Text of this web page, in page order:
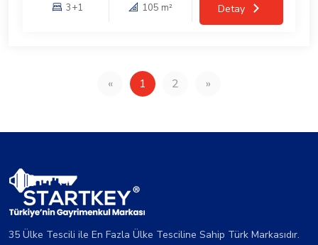
3+1 105 m² Detay
« 1 2 »
35 Ülke Tescili ile En Fazla Ülke Tesciline Sahip Türk Markasıdır.